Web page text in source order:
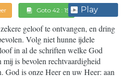
Goto 42 : 15 Play
geloof te ontvangen, en dring
Volg niet hunne ijdele
in al de schriften welke God
mij is bevolen rechtvaardigheid
God is onze Heer en uw Heer: aan